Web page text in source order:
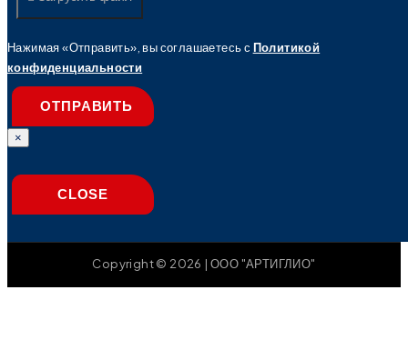
Нажимая «Отправить», вы соглашаетесь с Политикой
конфиденциальности
ОТПРАВИТЬ
×
CLOSE
Copyright © 2026 | ООО "АРТИГЛИО"